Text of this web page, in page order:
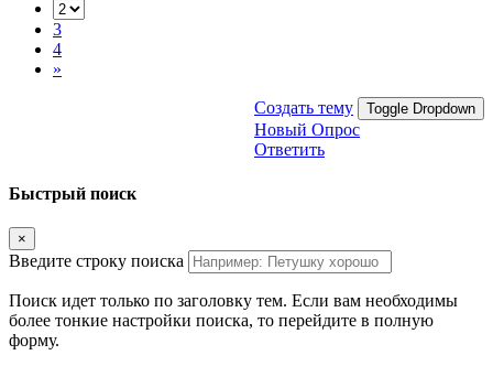
3
4
»
Создать тему Toggle Dropdown
Новый Опрос
Ответить
Быстрый поиск
×
Введите строку поиска
Поиск идет только по заголовку тем. Если вам необходимы
более тонкие настройки поиска, то перейдите в полную
форму.